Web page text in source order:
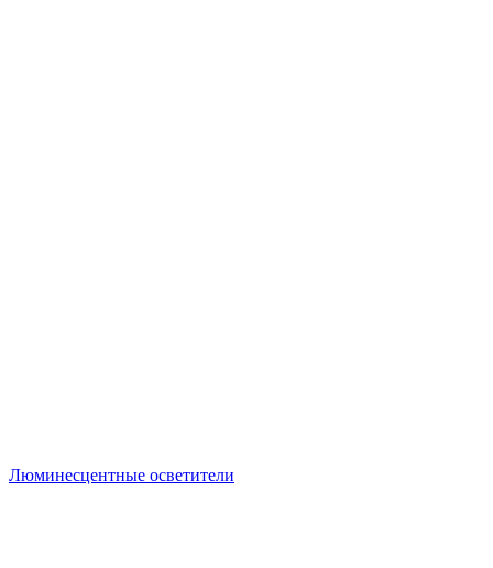
Люминесцентные осветители